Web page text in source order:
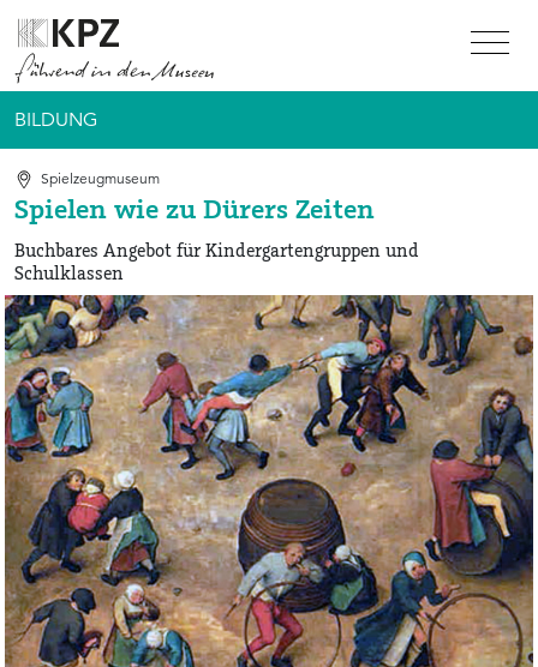
Zur Service Navigation
Zur Hauptnavigation
Zum Inhalt
BILDUNG
Spielzeugmuseum
Spielen wie zu Dürers Zeiten
Buchbares Angebot für Kindergartengruppen und
Schulklassen